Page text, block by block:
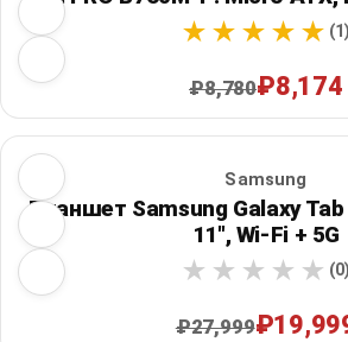
(1)
₽8,780₽8,174
Samsung
Планшет Samsung Galaxy
11", Wi‑Fi + 5G
(0)
₽27,999